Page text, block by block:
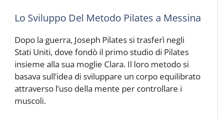
Lo Sviluppo Del Metodo Pilates a Messina
Dopo la guerra, Joseph Pilates si trasferì negli
Stati Uniti, dove fondò il primo studio di Pilates
insieme alla sua moglie Clara. Il loro metodo si
basava sull’idea di sviluppare un corpo equilibrato
attraverso l’uso della mente per controllare i
muscoli.